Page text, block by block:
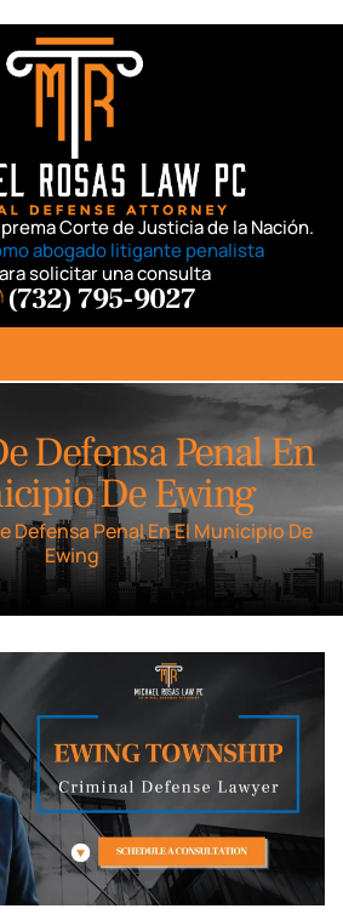
Corte de Justicia de la Nación.
abogado litigante penalista
solicitar una consulta
(732) 795-9027
Defensa Penal En
De Ewing
Defensa Penal En El Municipio De
Ewing